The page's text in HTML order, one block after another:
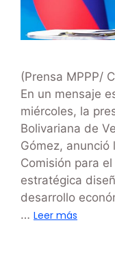
(Prensa MPPP/
En un mensaje
miércoles, la
Bolivariana de
Gómez,
Comisión para
estratégica
desarrollo
… Leer más